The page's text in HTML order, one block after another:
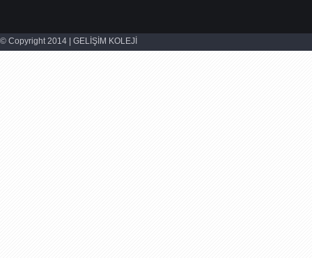
© Copyright 2014 | GELİŞİM KOLEJİ